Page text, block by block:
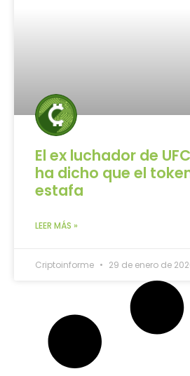
El ex luchador de
ha dicho que el
estafa
LEER MÁS »
Criptoinforme 29 de enero de